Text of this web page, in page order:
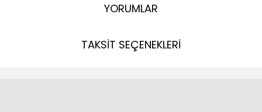
YORUMLAR
TAKSİT SEÇENEKLERİ